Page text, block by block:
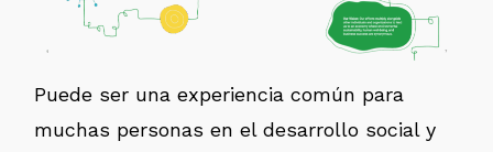
Puede ser una experiencia común para
muchas personas en el desarrollo social y